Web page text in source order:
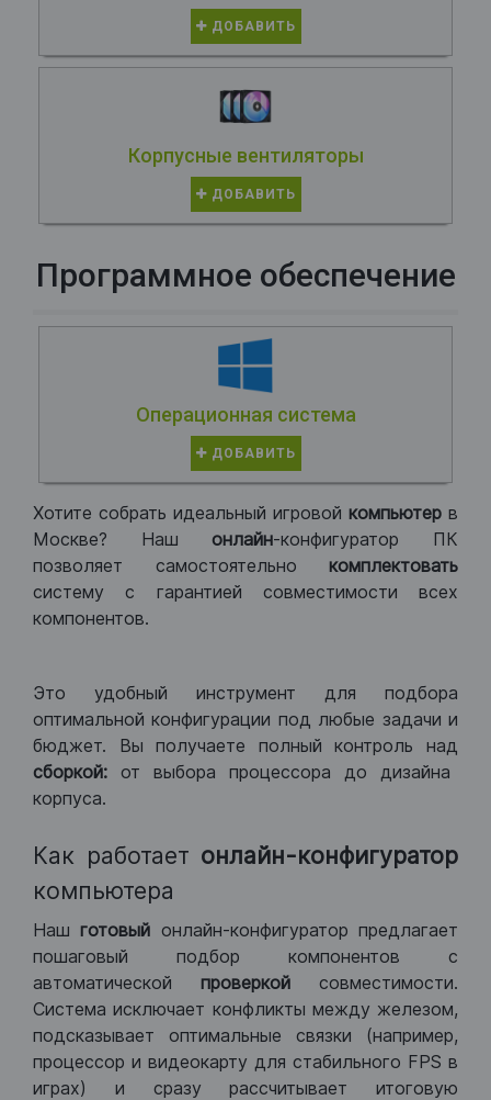
ДОБАВИТЬ
Корпусные вентиляторы
ДОБАВИТЬ
Программное обеспечение
Операционная система
ДОБАВИТЬ
Хотите собрать идеальный игровой компьютер в
Москве? Нашонлайн-конфигуратор ПК
позволяет самостоятельно комплектовать
систему с гарантией совместимости всех
компонентов.
Это удобный инструмент для подбора
оптимальной конфигурации под любые задачи и
бюджет. Вы получаете полный контроль над
сборкой: от выбора процессора до дизайна
корпуса.
Как работает онлайн-конфигуратор
компьютера
Нашготовый онлайн-конфигуратор предлагает
пошаговый подбор компонентов с
автоматической проверкой совместимости.
Система исключает конфликты между железом,
подсказывает оптимальные связки (например,
процессор и видеокарту для стабильного FPS в
играх) и сразу рассчитывает итоговую